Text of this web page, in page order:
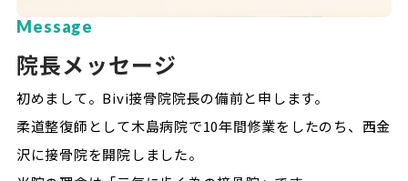
Message
院長メッセージ
初めまして。Bivi接骨院院長の備前と申します。
柔道整復師として木島病院で10年間修業をしたのち、西金
沢に接骨院を開院しました。